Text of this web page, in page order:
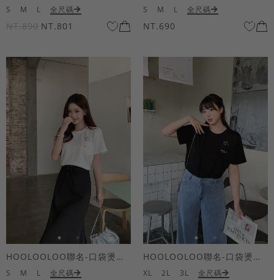
S M L 全尺碼
NT.890 NT.801
S M L 全尺碼
NT.690
HOOLOOLOO聯名-口袋燙金KUKU熊短袖上衣
S M L 全尺碼
HOOLOOLOO聯名-口袋燙金KUKU熊短袖上衣
XL 2L 3L 全尺碼